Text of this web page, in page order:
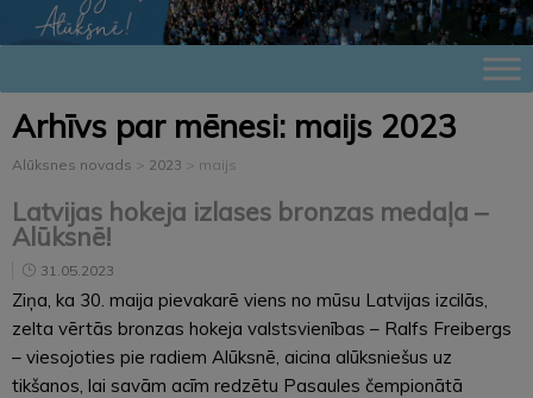
Arhīvs par mēnesi: maijs 2023
Alūksnes novads > 2023 > maijs
Latvijas hokeja izlases bronzas medaļa –
Alūksnē!
31.05.2023
Ziņa, ka 30. maija pievakarē viens no mūsu Latvijas izcilās,
zelta vērtās bronzas hokeja valstsvienības – Ralfs Freibergs
– viesojoties pie radiem Alūksnē, aicina alūksniešus uz
tikšanos, lai savām acīm redzētu Pasaules čempionātā